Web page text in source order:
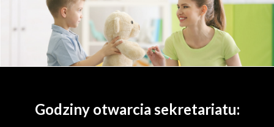
Godziny otwarcia sekretariatu: